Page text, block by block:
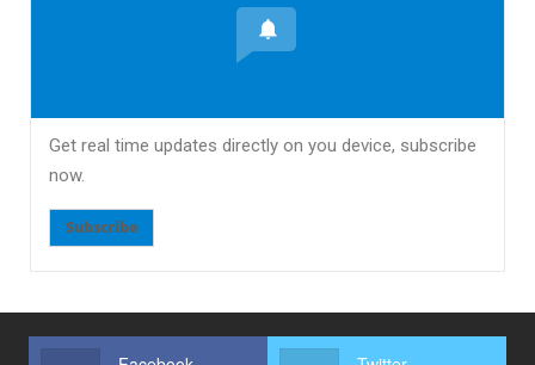
Get real time updates directly on you device, subscribe
now.
Subscribe